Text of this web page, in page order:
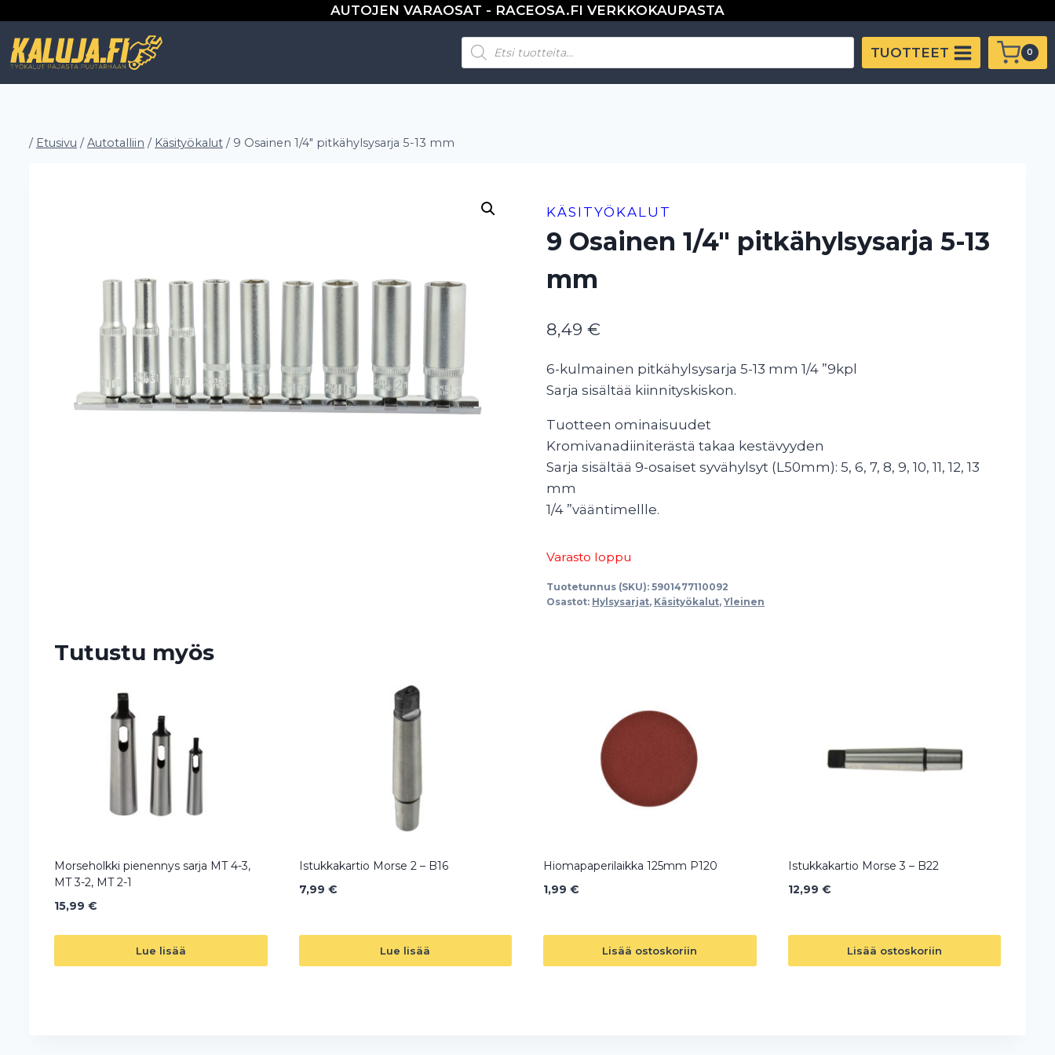
AUTOJEN VARAOSAT - RACEOSA.FI VERKKOKAUPASTA
Products
search
TUOTTEET 0
/ Etusivu / Autotalliin / Käsityökalut / 9 Osainen 1/4″ pitkähylsysarja 5-13 mm
KÄSITYÖKALUT
9 Osainen 1/4″ pitkähylsysarja 5-13
mm
8,49€
6-kulmainen pitkähylsysarja 5-13 mm 1/4 ”9kpl
Sarja sisältää kiinnityskiskon.
Tuotteen ominaisuudet
Kromivanadiiniterästä takaa kestävyyden
Sarja sisältää 9-osaiset syvähylsyt (L50mm): 5, 6, 7, 8, 9, 10, 11, 12, 13
mm
1/4 ”vääntimellle.
Varasto loppu
Tuotetunnus (SKU):5901477110092
Osastot: Hylsysarjat, Käsityökalut,Yleinen
Tutustu myös
Morseholkki pienennys sarja MT 4-3,
MT 3-2, MT 2-1
15,99 €
Lue lisää
Istukkakartio Morse 2 – B16
7,99 €
Lue lisää
Hiomapaperilaikka 125mm P120
1,99 €
Lisää ostoskoriin
Istukkakartio Morse 3 – B22
12,99 €
Lisää ostoskoriin